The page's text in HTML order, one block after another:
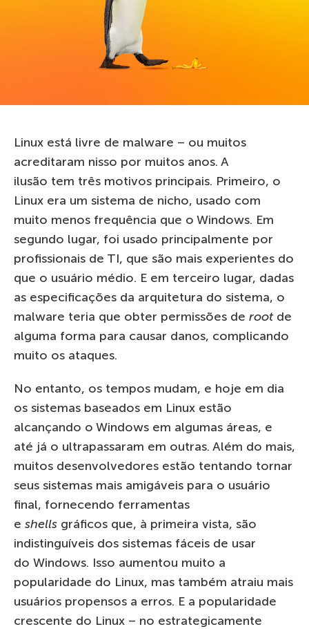
Linux está livre de malware – ou muitos
acreditaram nisso por muitos anos. A
ilusão tem três motivos principais. Primeiro, o
Linux era um sistema de nicho, usado com
muito menos frequência que o Windows. Em
segundo lugar, foi usado principalmente por
profissionais de TI, que são mais experientes do
que o usuário médio. E em terceiro lugar, dadas
as especificações da arquitetura do sistema, o
malware teria que obter permissões de rootde
alguma forma para causar danos, complicando
muito os ataques.
No entanto, os tempos mudam, e hoje em dia
os sistemas baseados em Linux estão
alcançando o Windows em algumas áreas, e
até já o ultrapassaram em outras. Além do mais,
muitos desenvolvedores estão tentando tornar
seus sistemas mais amigáveis ​​para o usuário
final, fornecendo ferramentas
e shells gráficos que, à primeira vista, são
indistinguíveis dos sistemas fáceis de usar
do Windows. Isso aumentou muito a
popularidade do Linux, mas também atraiu mais
usuários propensos a erros. E a popularidade
crescente do Linux – no estrategicamente